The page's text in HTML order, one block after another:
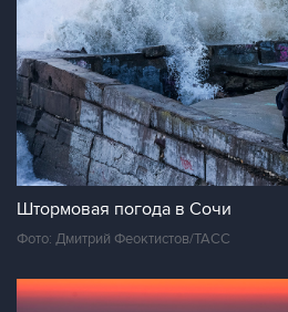
Штормовая погода в Сочи
Фото: Дмитрий Феоктистов/ТАСС